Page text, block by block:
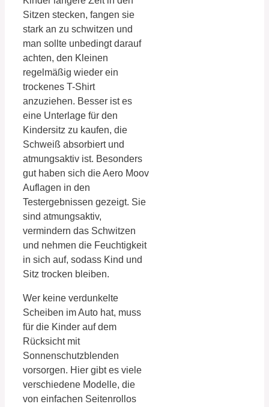
Sitzen stecken, fangen sie
stark an zu schwitzen und
man sollte unbedingt darauf
achten, den Kleinen
regelmäßig wieder ein
trockenes T-Shirt
anzuziehen. Besser ist es
eine Unterlage für den
Kindersitz zu kaufen, die
Schweiß absorbiert und
atmungsaktiv ist. Besonders
gut haben sich die Aero Moov
Auflagen in den
Testergebnissen gezeigt. Sie
sind atmungsaktiv,
vermindern das Schwitzen
und nehmen die Feuchtigkeit
in sich auf, sodass Kind und
Sitz trocken bleiben.
Wer keine verdunkelte
Scheiben im Auto hat, muss
für die Kinder auf dem
Rücksicht mit
Sonnenschutzblenden
vorsorgen. Hier gibt es viele
verschiedene Modelle, die
von einfachen Seitenrollos